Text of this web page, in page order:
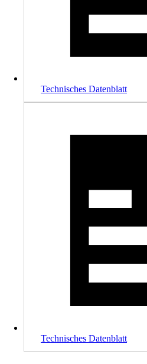
Technisches Datenblatt
Technisches Datenblatt